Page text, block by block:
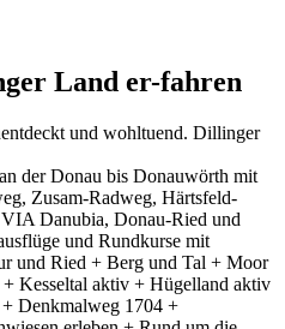
Land er-fahren
und wohltuend. Dillinger
der Donau bis Donauwörth mit
Zusam-Radweg, Härtsfeld-
Danubia, Donau-Ried und
und Rundkurse mit
und Ried + Berg und Tal + Moor
Kesseltal aktiv + Hügelland aktiv
Denkmalweg 1704 +